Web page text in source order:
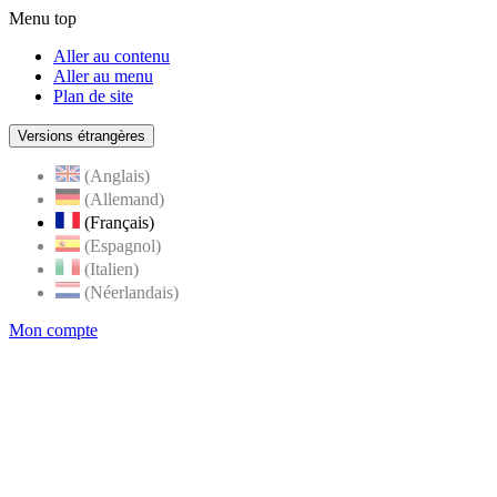
Menu top
Aller au contenu
Aller au menu
Plan de site
Versions étrangères
(Anglais)
(Allemand)
(Français)
(Espagnol)
(Italien)
(Néerlandais)
Mon compte